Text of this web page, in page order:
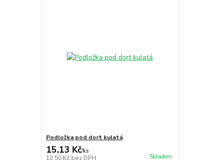
Podložka pod dort kulatá
15,13 Kč/ks
12,50 Kč bez DPH Skladem